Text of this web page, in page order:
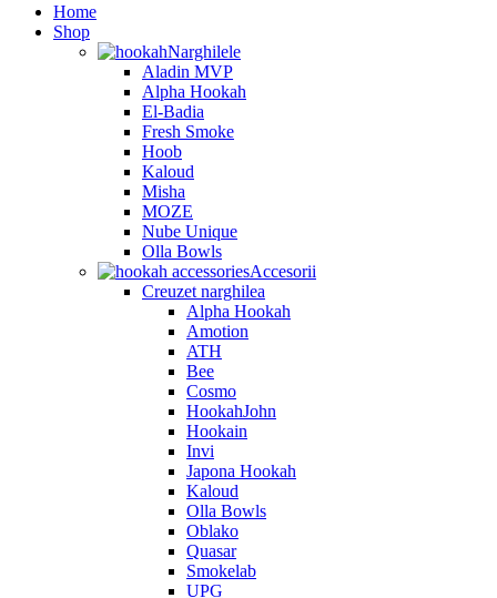
Home
Shop
Narghilele
Aladin MVP
Alpha Hookah
El-Badia
Fresh Smoke
Hoob
Kaloud
Misha
MOZE
Nube Unique
Olla Bowls
Accesorii
Creuzet narghilea
Alpha Hookah
Amotion
ATH
Bee
Cosmo
HookahJohn
Hookain
Invi
Japona Hookah
Kaloud
Olla Bowls
Oblako
Quasar
Smokelab
UPG